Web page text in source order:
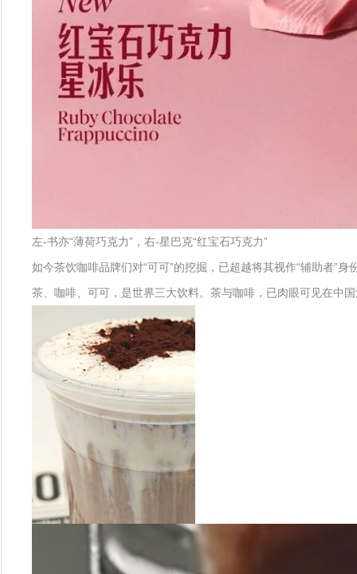
左-书亦“薄荷巧克力”，右-星巴克“红宝石巧克力”
如今茶饮咖啡品牌们对“可可”的挖掘，已超越将其视作“辅助者”
茶、咖啡、可可，是世界三大饮料。茶与咖啡，已肉眼可见在中